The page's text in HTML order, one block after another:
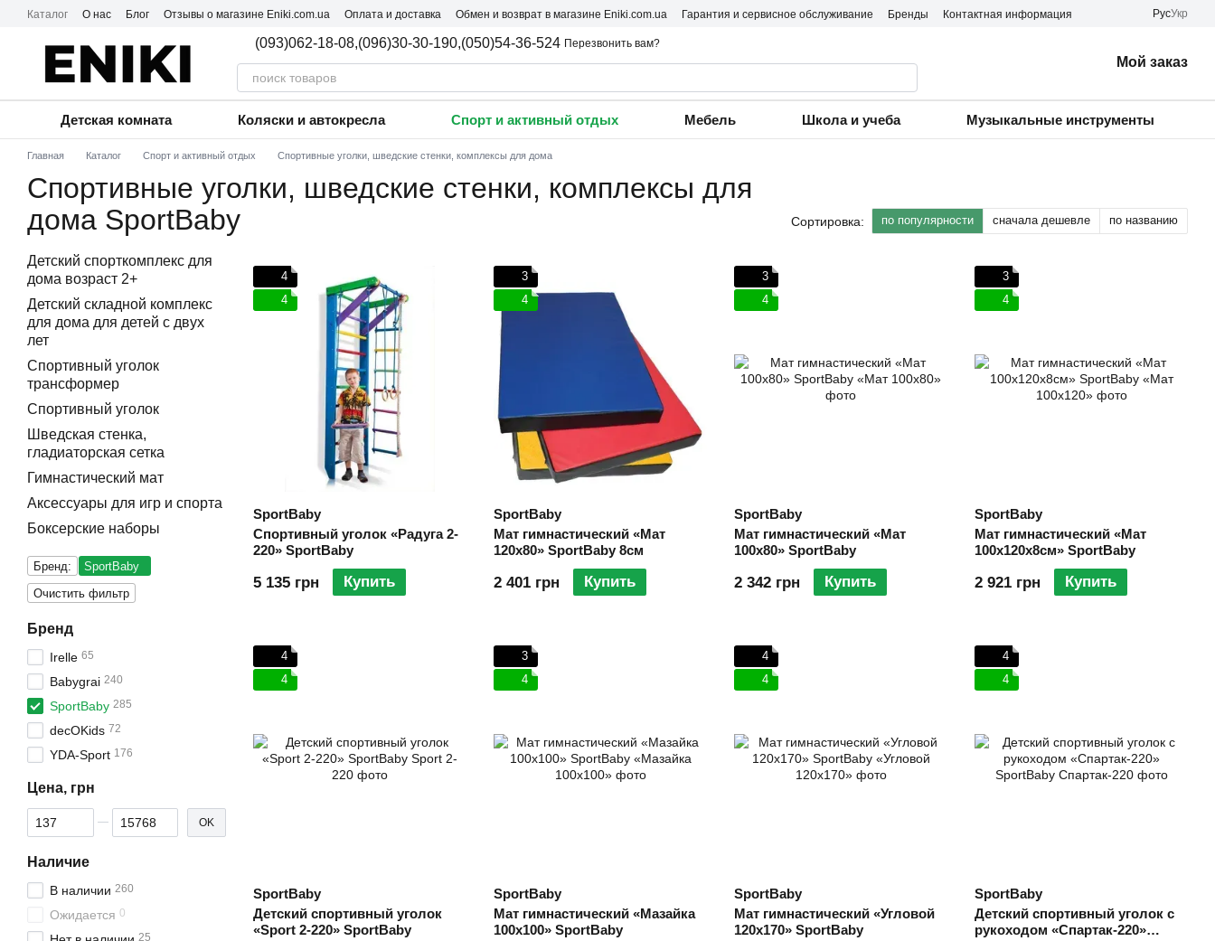
Перейти к основному контенту
Каталог О нас Блог Отзывы о магазине Eniki.com.ua Оплата и доставка Обмен и возврат в магазине Eniki.com.ua Гарантия и сервисное обслуживание Бренды
Контактная информация
РусУкр
(093)062-18-08,(096)30-30-190,(050)54-36-524 Перезвонить вам?
Мой заказ
Детская комната Коляски и автокресла Спорт и активный отдых Мебель Школа и учеба Музыкальные инструменты
Главная Каталог Спорт и активный отдых Спортивные уголки, шведские стенки, комплексы для дома
Спортивные уголки, шведские стенки, комплексы для
дома SportBaby
Сортировка: по популярности сначала дешевле по названию
4
4
SportBaby
Спортивный уголок «Радуга 2-
220» SportBaby
5 135 грн Купить
3
4
SportBaby
Мат гимнастический «Мат
120х80» SportBaby 8см
2 401 грн Купить
3
4
SportBaby
Мат гимнастический «Мат
100х80» SportBaby
2 342 грн Купить
3
4
SportBaby
Мат гимнастический «Мат
100х120х8см» SportBaby
2 921 грн Купить
4
4
SportBaby
Детский спортивный уголок
«Sport 2-220» SportBaby
3
4
SportBaby
Мат гимнастический «Мазайка
100х100» SportBaby
4
4
SportBaby
Мат гимнастический «Угловой
120х170» SportBaby
4
4
SportBaby
Детский спортивный уголок с
рукоходом «Спартак-220»
Детский спорткомплекс для
дома возраст 2+
Детский складной комплекс
для дома для детей с двух
лет
Спортивный уголок
трансформер
Спортивный уголок
Шведская стенка,
гладиаторская сетка
Гимнастический мат
Аксессуары для игр и спорта
Боксерские наборы
Бренд:
SportBaby
Очистить фильтр
Бренд
Irelle 65
Babygrai 240
SportBaby 285
decOKids 72
YDA-Sport 176
Цена, грн
От Цена, грн
До Цена, грн OK
Наличие
В наличии 260
Ожидается 0
25